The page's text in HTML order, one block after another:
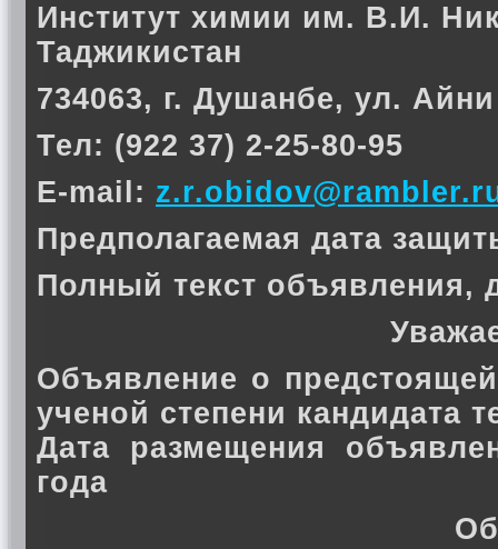
Институт химии им. В.И.
Таджикистан
734063, г. Душанбе, ул.
Тел: (922 37) 2-25-80-95
E-mail:
Предполагаемая дата
Полный текст объявления,
Объявление о
ученой степени кандидата
Дата размещения
года